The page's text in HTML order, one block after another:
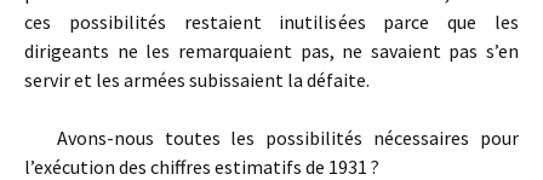
ces possibilités restaient inutilisées parce que les
dirigeants ne les remarquaient pas, ne savaient pas s’en
servir et les armées subissaient la défaite.
Avons­-nous toutes les possibilités nécessaires pour
l’exécution des chiffres estimatifs de 1931 ?